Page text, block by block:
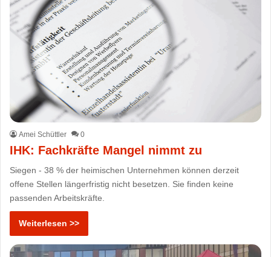
Amei Schüttler 0
IHK: Fachkräfte Mangel nimmt zu
Siegen - 38 % der heimischen Unternehmen können derzeit
offene Stellen längerfristig nicht besetzen. Sie finden keine
passenden Arbeitskräfte.
Weiterlesen >>